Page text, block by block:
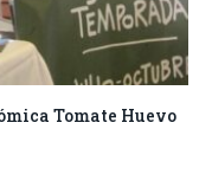
Tomate Huevo